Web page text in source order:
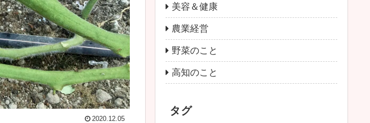
2020.12.05
美容＆健康
農業経営
野菜のこと
高知のこと
タグ